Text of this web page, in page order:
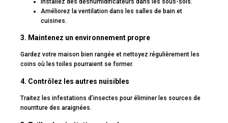
Améliorez la ventilation dans les salles de bain et
cuisines.
3. Maintenez un environnement propre
Gardez votre maison bien rangée et nettoyez régulièrement les
coins où les toiles pourraient se former.
4. Contrôlez les autres nuisibles
Traitez les infestations d’insectes pour éliminer les sources de
nourriture des araignées.